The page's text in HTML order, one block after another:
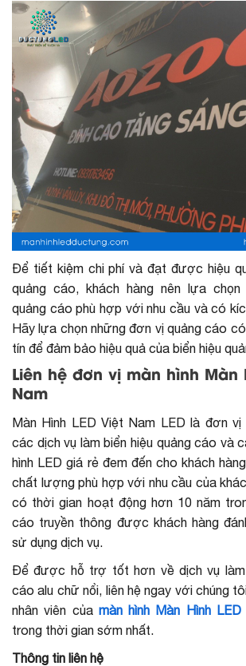
Để tiết kiệm chi phí và đạt được hiệu
quảng cáo, khách hàng nên lựa chọn
quảng cáo phù hợp với nhu cầu và có
Hãy lựa chọn những đơn vị quảng cáo
tín để đảm bảo hiệu quả của biển hiệu
Liên hệ đơn vị màn hình Màn
Nam
Màn Hình LED Việt Nam LED là đơn vị
các dịch vụ làm biển hiệu quảng cáo và
hình LED giá rẻ đem đến cho khách
chất lượng phù hợp với nhu cầu của
có thời gian hoạt động hơn 10 năm
cáo truyền thông được khách hàng
sử dụng dịch vụ.
Để được hỗ trợ tốt hơn về dịch vụ làm
cáo alu chữ nổi, liên hệ ngay với chúng
nhân viên của màn hình Màn Hình
trong thời gian sớm nhất.
Thông tin liên hệ